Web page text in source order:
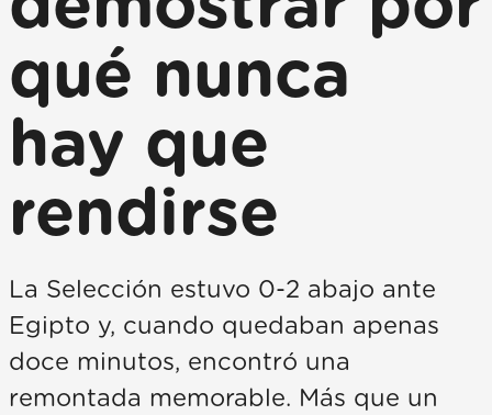
qué nunca
hay que
rendirse
La Selección estuvo 0-2 abajo ante
Egipto y, cuando quedaban apenas
doce minutos, encontró una
remontada memorable. Más que un